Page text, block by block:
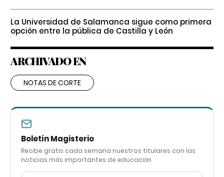
La Universidad de Salamanca sigue como primera
opción entre la pública de Castilla y León
ARCHIVADO EN
NOTAS DE CORTE
Boletín Magisterio
Recibe gratis cada semana nuestros titulares con las
noticias más importantes de educación